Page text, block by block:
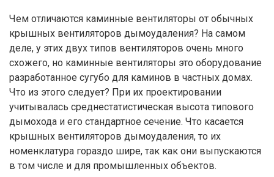
Чем отличаются каминные вентиляторы от обычных
крышных вентиляторов дымоудаления? На самом
деле, у этих двух типов вентиляторов очень много
схожего, но каминные вентиляторы это оборудование
разработанное сугубо для каминов в частных домах.
Что из этого следует? При их проектировании
учитывалась среднестатистическая высота типового
дымохода и его стандартное сечение. Что касается
крышных вентиляторов дымоудаления, то их
номенклатура гораздо шире, так как они выпускаются
в том числе и для промышленных объектов.
Спасибо
Оставляйте заявку
Мы свяжемся с вами в ближайшее время.